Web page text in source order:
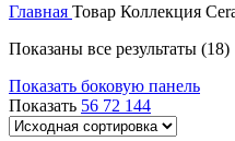
Главная Товар Коллекция
Показаны все результаты (18)
Показать боковую панель
Показать 56 72 144